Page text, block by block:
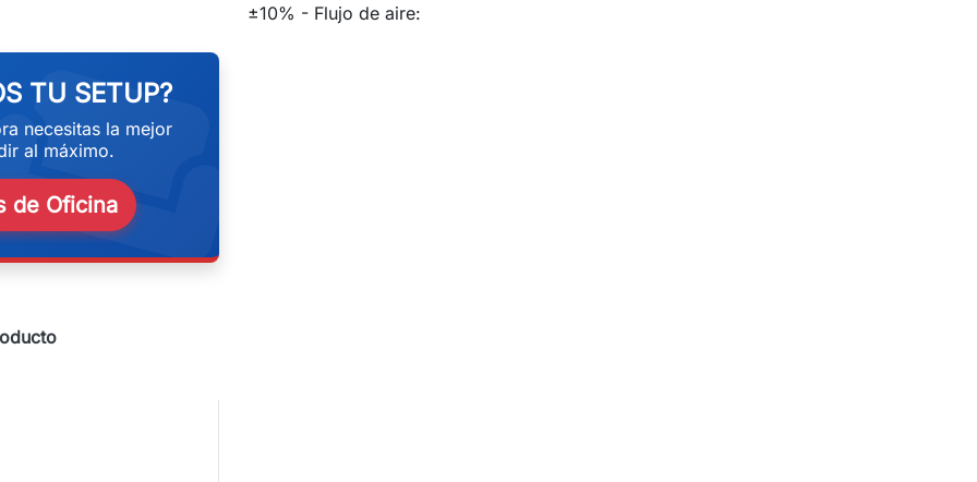
±10% - Flujo de aire:
TU SETUP?
necesitas la mejor
al máximo.
de Oficina